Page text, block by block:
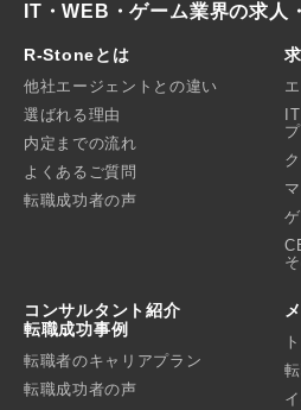
IT・WEB・ゲーム業界の求人
R-Stoneとは
他社エージェントとの違い
選ばれる理由
内定までの流れ
よくあるご質問
転職成功者の声
コンサルタント紹介
転職成功事例
転職者のキャリアプラン
転職成功者の声